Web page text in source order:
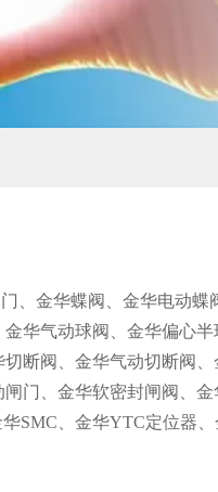
金华蝶阀、金华电动蝶
华气动球阀、金华偏心
断阀、金华气动切断阀
门、金华软密封闸阀、
SMC、金华YTC定位器、